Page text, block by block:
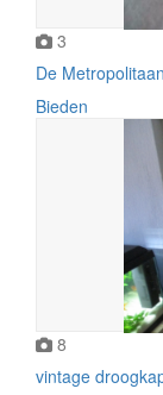
3
De
Bieden
8
vintage